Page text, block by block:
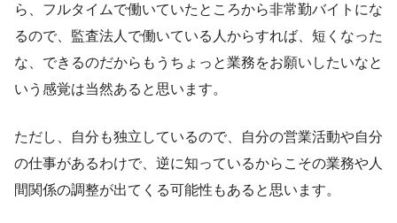
ら、フルタイムで働いていたところから非常勤バイトにな
るので、監査法人で働いている人からすれば、短くなった
な、できるのだからもうちょっと業務をお願いしたいなと
いう感覚は当然あると思います。
ただし、自分も独立しているので、自分の営業活動や自分
の仕事があるわけで、逆に知っているからこその業務や人
間関係の調整が出てくる可能性もあると思います。